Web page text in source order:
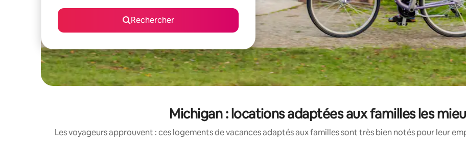
Rechercher
Michigan : locations adaptées aux familles les
Les voyageurs approuvent : ces logements de vacances adaptés aux familles sont très bien notés pour leur